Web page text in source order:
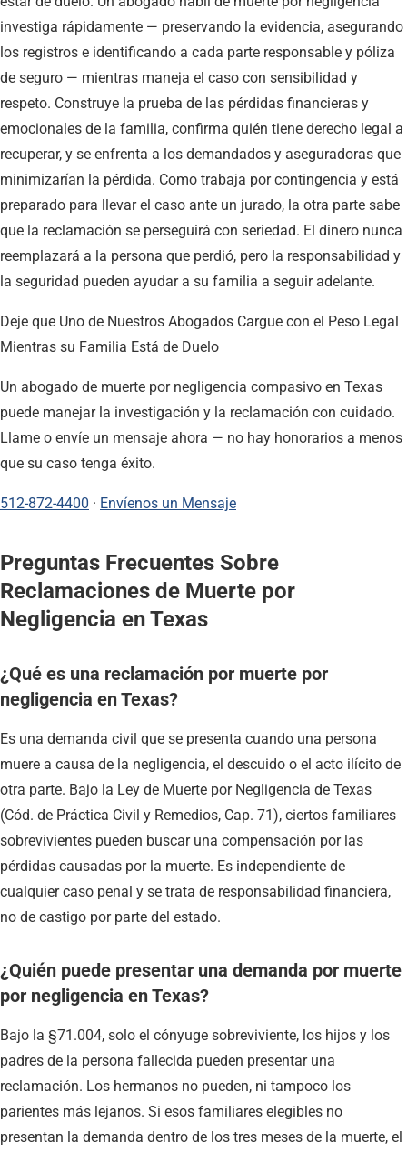
investiga rápidamente — preservando la evidencia, asegurando
los registros e identificando a cada parte responsable y póliza
de seguro — mientras maneja el caso con sensibilidad y
respeto. Construye la prueba de las pérdidas financieras y
emocionales de la familia, confirma quién tiene derecho legal a
recuperar, y se enfrenta a los demandados y aseguradoras que
minimizarían la pérdida. Como trabaja por contingencia y está
preparado para llevar el caso ante un jurado, la otra parte sabe
que la reclamación se perseguirá con seriedad. El dinero nunca
reemplazará a la persona que perdió, pero la responsabilidad y
la seguridad pueden ayudar a su familia a seguir adelante.
Deje que Uno de Nuestros Abogados Cargue con el Peso Legal
Mientras su Familia Está de Duelo
Un abogado de muerte por negligencia compasivo en Texas
puede manejar la investigación y la reclamación con cuidado.
Llame o envíe un mensaje ahora — no hay honorarios a menos
que su caso tenga éxito.
512-872-4400 · Envíenos un Mensaje
Preguntas Frecuentes Sobre
Reclamaciones de Muerte por
Negligencia en Texas
¿Qué es una reclamación por muerte por
negligencia en Texas?
Es una demanda civil que se presenta cuando una persona
muere a causa de la negligencia, el descuido o el acto ilícito de
otra parte. Bajo la Ley de Muerte por Negligencia de Texas
(Cód. de Práctica Civil y Remedios, Cap. 71), ciertos familiares
sobrevivientes pueden buscar una compensación por las
pérdidas causadas por la muerte. Es independiente de
cualquier caso penal y se trata de responsabilidad financiera,
no de castigo por parte del estado.
¿Quién puede presentar una demanda por muerte
por negligencia en Texas?
Bajo la §71.004, solo el cónyuge sobreviviente, los hijos y los
padres de la persona fallecida pueden presentar una
reclamación. Los hermanos no pueden, ni tampoco los
parientes más lejanos. Si esos familiares elegibles no
presentan la demanda dentro de los tres meses de la muerte, el